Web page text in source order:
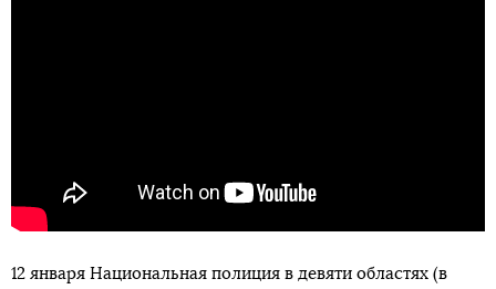
12 января Национальная полиция в девяти областях (в